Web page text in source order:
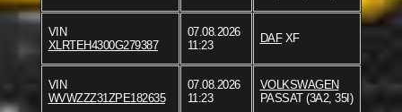
VIN
XLRTEH4300G279387
07.08.2026
11:23
DAFXF
VIN
WVWZZZ31ZPE182635
07.08.2026
11:23
VOLKSWAGEN
PASSAT (3A2, 35I)